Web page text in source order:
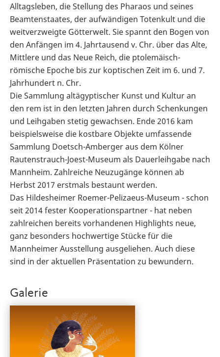
Alltagsleben, die Stellung des Pharaos und seines
Beamtenstaates, der aufwändigen Totenkult und die
weitverzweigte Götterwelt. Sie spannt den Bogen von
den Anfängen im 4. Jahrtausend v. Chr. über das Alte,
Mittlere und das Neue Reich, die ptolemäisch-
römische Epoche bis zur koptischen Zeit im 6. und 7.
Jahrhundert n. Chr.
Die Sammlung altägyptischer Kunst und Kultur an
den rem ist in den letzten Jahren durch Schenkungen
und Leihgaben stetig gewachsen. Ende 2016 kam
beispielsweise die kostbare Objekte umfassende
Sammlung Doetsch-Amberger aus dem Kölner
Rautenstrauch-Joest-Museum als Dauerleihgabe nach
Mannheim. Zahlreiche Neuzugänge können ab
Herbst 2017 erstmals bestaunt werden.
Das Hildesheimer Roemer-Pelizaeus-Museum - schon
seit 2014 fester Kooperationspartner - hat neben
zahlreichen bereits vorhandenen Highlights neue,
ganz besonders hochwertige Stücke für die
Mannheimer Ausstellung ausgeliehen. Auch diese
sind in der aktuellen Präsentation zu bewundern.
Galerie